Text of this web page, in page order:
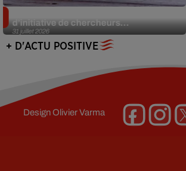
31 juillet 2026
d’initiative de chercheurs...
+ D'ACTU POSITIVE
DesignOlivier Varma